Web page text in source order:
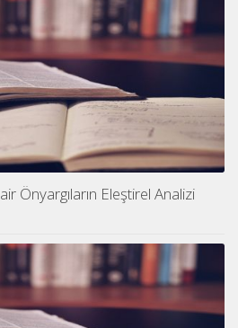
Önyargıların Eleştirel Analizi